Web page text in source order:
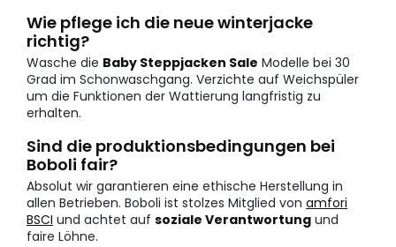
Wie pflege ich die neue winterjacke
richtig?
Wasche die Baby Steppjacken Sale Modelle bei 30
Grad im Schonwaschgang. Verzichte auf Weichspüler
um die Funktionen der Wattierung langfristig zu
erhalten.
Sind die produktionsbedingungen bei
Boboli fair?
Absolut wir garantieren eine ethische Herstellung in
allen Betrieben. Boboli ist stolzes Mitglied von amfori
BSCI und achtet auf soziale Verantwortung und
faire Löhne.